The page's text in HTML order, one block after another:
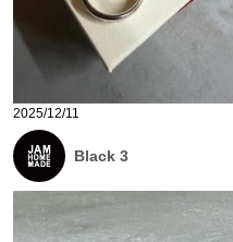
2025/12/11
Black 3